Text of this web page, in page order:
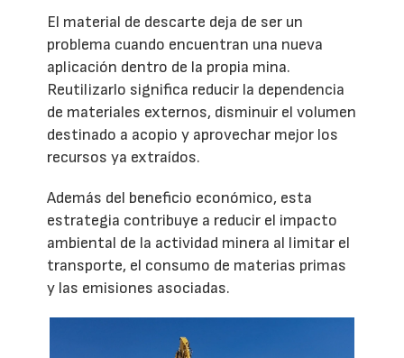
El material de descarte deja de ser un
problema cuando encuentran una nueva
aplicación dentro de la propia mina.
Reutilizarlo significa reducir la dependencia
de materiales externos, disminuir el volumen
destinado a acopio y aprovechar mejor los
recursos ya extraídos.
Además del beneficio económico, esta
estrategia contribuye a reducir el impacto
ambiental de la actividad minera al limitar el
transporte, el consumo de materias primas
y las emisiones asociadas.